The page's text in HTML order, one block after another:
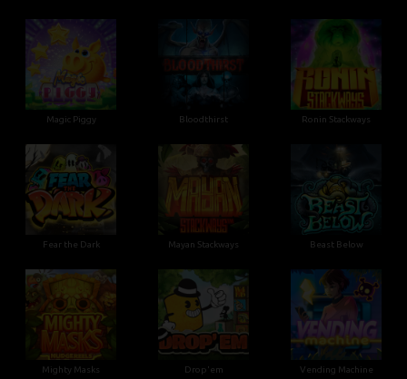
Magic Piggy Bloodthirst Ronin Stackways
Fear the Dark Mayan Stackways Beast Below
Mighty Masks Drop'em Vending Machine